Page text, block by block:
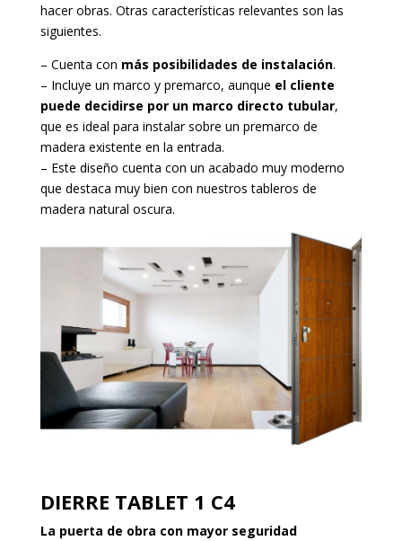
hacer obras. Otras características relevantes son las
siguientes.
– Cuenta con más posibilidades de instalación.
– Incluye un marco y premarco, aunque el cliente
puede decidirse por un marco directo tubular,
que es ideal para instalar sobre un premarco de
madera existente en la entrada.
– Este diseño cuenta con un acabado muy moderno
que destaca muy bien con nuestros tableros de
madera natural oscura.
DIERRE TABLET 1 C4
La puerta de obra con mayor seguridad